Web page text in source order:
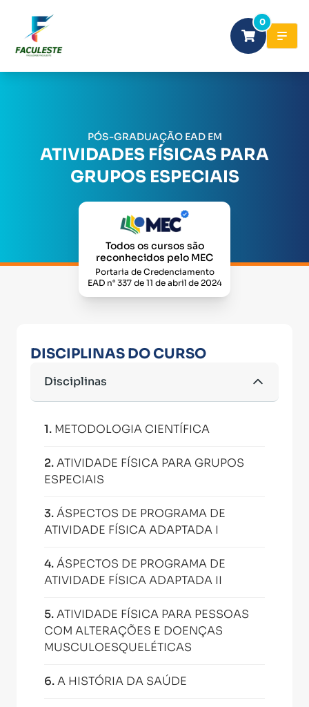
0
PÓS-GRADUAÇÃO EAD EM
ATIVIDADES FÍSICAS PARA
GRUPOS ESPECIAIS
Todos os cursos são
reconhecidos pelo MEC
Portaria de Credenciamento
EAD n° 337 de 11 de abril de 2024
DISCIPLINAS DO CURSO
Disciplinas
1. METODOLOGIA CIENTÍFICA
2.ATIVIDADE FÍSICA PARA GRUPOS
ESPECIAIS
3.ÁSPECTOS DE PROGRAMA DE
ATIVIDADE FÍSICA ADAPTADA I
4.ÁSPECTOS DE PROGRAMA DE
ATIVIDADE FÍSICA ADAPTADA II
5.ATIVIDADE FÍSICA PARA PESSOAS
COM ALTERAÇÕES E DOENÇAS
MUSCULOESQUELÉTICAS
6.A HISTÓRIA DA SAÚDE